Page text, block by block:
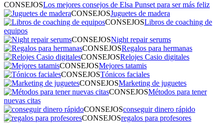
CONSEJOSLos mejores consejos de Elsa Punset para ser más feliz
CONSEJOSJuguetes de madera
CONSEJOSLibros de coaching de
equipos
CONSEJOSNight repair serums
CONSEJOSRegalos para hermanas
CONSEJOSRelojes Casio digitales
CONSEJOSMejores tatamis
CONSEJOSTónicos faciales
CONSEJOSMarketing de juguetes
CONSEJOSMétodos para tener
nuevas citas
CONSEJOSconseguir dinero rápido
CONSEJOSregalos para profesores